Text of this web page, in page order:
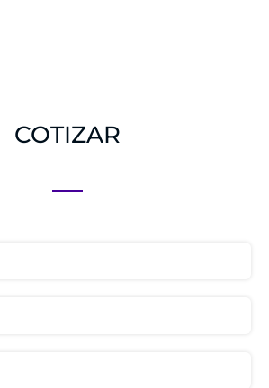
COTIZAR